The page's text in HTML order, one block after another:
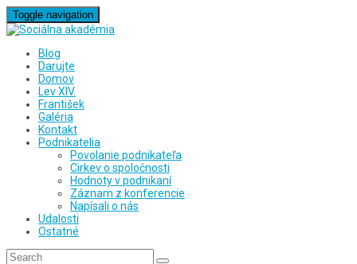
Toggle navigation
Blog
Darujte
Domov
Lev XIV.
František
Galéria
Kontakt
Podnikatelia
Povolanie podnikateľa
Cirkev o spoločnosti
Hodnoty v podnikaní
Záznam z konferencie
Napísali o nás
Udalosti
Ostatné